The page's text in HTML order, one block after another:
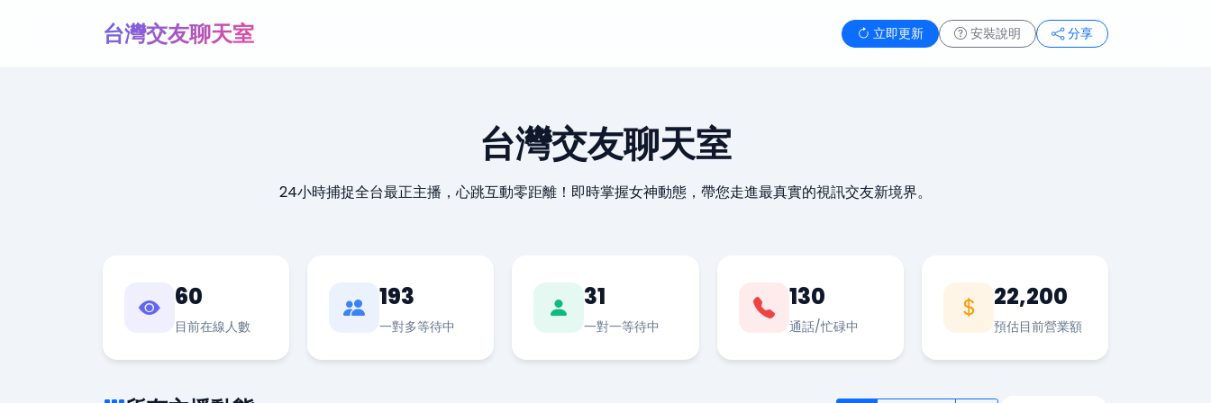
台灣交友聊天室 立即更新 安裝說明 分享
台灣交友聊天室
24小時捕捉全台最正主播，心跳互動零距離！即時掌握女神動態，帶您走進最真實的視訊交友新境界。
60
目前在線人數
193
一對多等待中
31
一對一等待中
130
通話/忙碌中
22,200
預估目前營業額